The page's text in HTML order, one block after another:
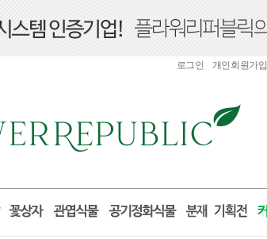
로그인 개인회원가입